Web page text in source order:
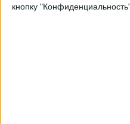
кнопку
04:00 MLS Next Pro